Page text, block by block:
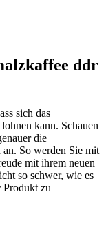
ddr
sich das
kann. Schauen
die
So werden Sie mit
mit ihrem neuen
so schwer, wie es
Produkt zu